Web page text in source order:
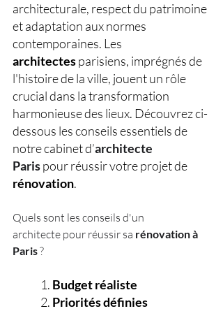
architecturale, respect du patrimoine
et adaptation aux normes
contemporaines. Les
architectes parisiens, imprégnés de
l'histoire de la ville, jouent un rôle
crucial dans la transformation
harmonieuse des lieux. Découvrez ci-
dessous les conseils essentiels de
notre cabinet d’architecte
Parispour réussir votre projet de
rénovation.
Quels sont les conseils d'un
architecte pour réussir sa rénovation à
Paris ?
1. Budget réaliste
2. Priorités définies